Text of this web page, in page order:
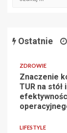
Ostatnie
ZDROWIE
Znaczenie
TUR na
LIFESTYLE